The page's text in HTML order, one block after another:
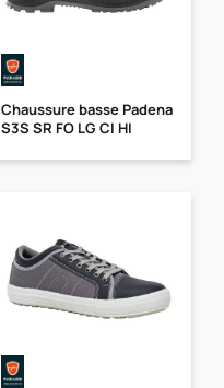
Chaussure basse Padena
S3S SR FO LG CI HI